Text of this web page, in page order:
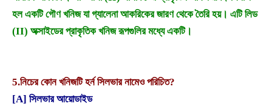
হল একটি গৌণ খনিজ যা গ্যালেনা আকরিকের জারণ থেকে তৈরি হয়। এটি লিড
(II) অক্সাইডের প্রাকৃতিক খনিজ রূপগুলির মধ্যে একটি।
5.নিচের কোন খনিজটি হর্ন সিলভার নামেও পরিচিত?
[A] সিলভার আয়োডাইড